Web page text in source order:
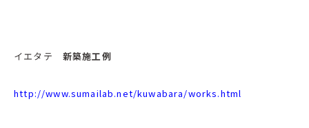
イエタテ 新築施工例
http://www.sumailab.net/kuwabara/works.html